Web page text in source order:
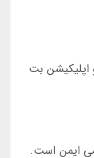
و اپلیکیشن بت